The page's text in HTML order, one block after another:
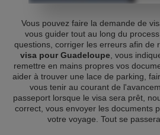
Vous pouvez faire la demande de
vous guider tout au long du
questions, corriger les erreurs afin de
visa pour Guadeloupe, vous
remettre en mains propres vos
aider à trouver une lace de parking,
vous tenir au courant de
passeport lorsque le visa sera prêt,
correct, vous envoyer les documents
votre voyage. Tout se